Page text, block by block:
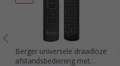
Berger universele draadloze
afstandsbediening met